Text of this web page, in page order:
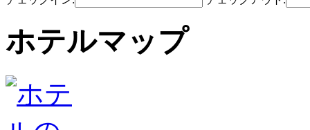
ホテルマップ